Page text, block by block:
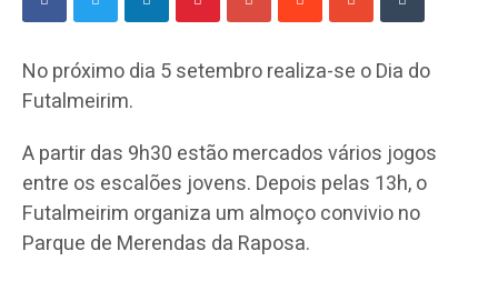
No próximo dia 5 setembro realiza-se o Dia do
Futalmeirim.
A partir das 9h30 estão mercados vários jogos
entre os escalões jovens. Depois pelas 13h, o
Futalmeirim organiza um almoço convivio no
Parque de Merendas da Raposa.